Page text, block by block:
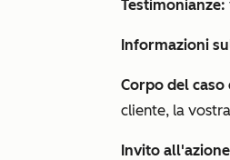
Testimonianze:
Informazioni
Corpo del caso
cliente, la
Invito